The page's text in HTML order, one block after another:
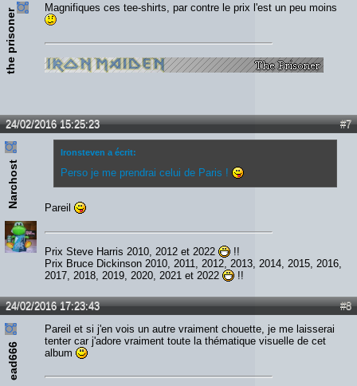
the prisoner
Magnifiques ces tee-shirts, par contre le prix l'est un peu moins
#7
24/02/2016 15:25:23
Narchost
Ironsteven a écrit:
Perso je me prendrai celui de Paris !
Pareil
Prix Steve Harris 2010, 2012 et 2022
!!
Prix Bruce Dickinson 2010, 2011, 2012, 2013, 2014, 2015, 2016,
2017, 2018, 2019, 2020, 2021 et 2022
!!
#8
24/02/2016 17:23:43
ead666
Pareil et si j'en vois un autre vraiment chouette, je me laisserai
tenter car j'adore vraiment toute la thématique visuelle de cet
album